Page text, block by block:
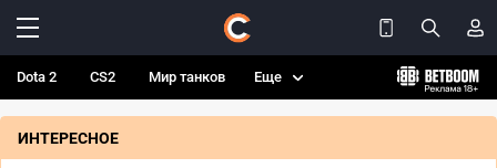
Dota 2 CS2 Мир танков Еще
ИНТЕРЕСНОЕ